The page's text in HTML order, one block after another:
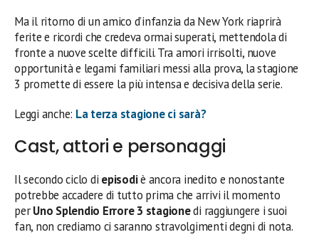
Ma il ritorno di un amico d’infanzia da New York riaprirà
ferite e ricordi che credeva ormai superati, mettendola di
fronte a nuove scelte difficili. Tra amori irrisolti, nuove
opportunità e legami familiari messi alla prova, la stagione
3 promette di essere la più intensa e decisiva della serie.
Leggi anche: La terza stagione ci sarà?
Cast, attori e personaggi
Il secondo ciclo di episodiè ancora inedito e nonostante
potrebbe accadere di tutto prima che arrivi il momento
perUno Splendio Errore 3 stagionedi raggiungere i suoi
fan, non crediamo ci saranno stravolgimenti degni di nota.